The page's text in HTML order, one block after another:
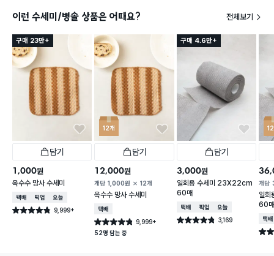
이런 수세미/병솔 상품은 어때요? 전체보기
구매 23만+
담기
1,000원
옥수수 망사 수세미
택배배송매장픽업오늘배송
별점 4.8점 9,999+
건 작성
12개
담기
12,000원
개당 1,000원 12개
옥수수 망사 수세미
택배배송
별점 4.8점 9,999+
건 작성
52명 담는 중
구매 4.6만+
담기
3,000원
일회용 수세미 23X22cm
60매
택배배송매장픽업오늘배송
별점 4.8점 3,169
건 작성
개당
일
60
택배
별점